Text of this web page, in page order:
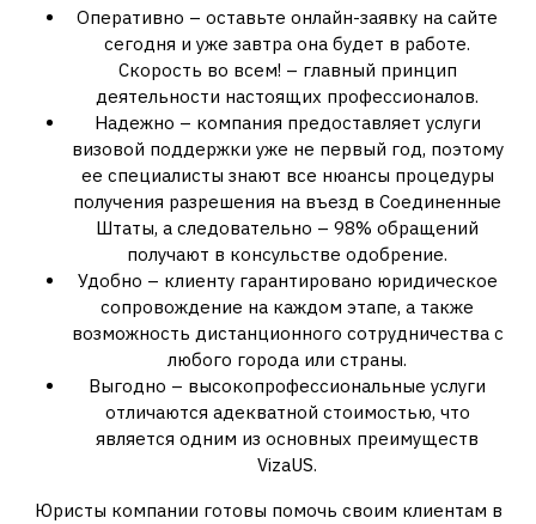
Оперативно – оставьте онлайн-заявку на сайте
сегодня и уже завтра она будет в работе.
Скорость во всем! – главный принцип
деятельности настоящих профессионалов.
Надежно – компания предоставляет услуги
визовой поддержки уже не первый год, поэтому
ее специалисты знают все нюансы процедуры
получения разрешения на въезд в Соединенные
Штаты, а следовательно – 98% обращений
получают в консульстве одобрение.
Удобно – клиенту гарантировано юридическое
сопровождение на каждом этапе, а также
возможность дистанционного сотрудничества с
любого города или страны.
Выгодно – высокопрофессиональные услуги
отличаются адекватной стоимостью, что
является одним из основных преимуществ
VizaUS.
Юристы компании готовы помочь своим клиентам в